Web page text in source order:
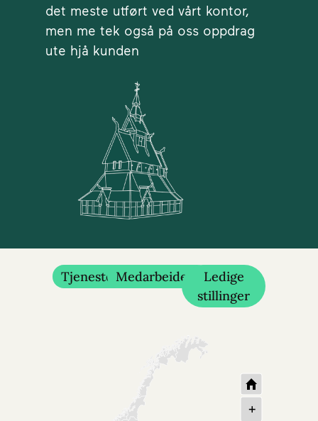
det meste utført ved vårt kontor,
men me tek også på oss oppdrag
ute hjå kunden
TjenesterMedarbeidere
Ledige
stillinger
+